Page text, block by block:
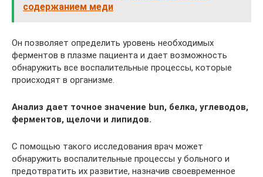
содержанием меди
Он позволяет определить уровень необходимых
ферментов в плазме пациента и дает возможность
обнаружить все воспалительные процессы, которые
происходят в организме.
Анализ дает точное значение bun, белка, углеводов,
ферментов, щелочи и липидов.
С помощью такого исследования врач может
обнаружить воспалительные процессы у больного и
предотвратить их развитие, назначив своевременное